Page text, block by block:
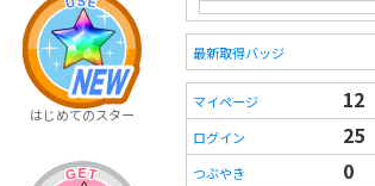
はじめてのスター
最新取得バッジ
マイページ 12
ログイン 25
つぶやき 0